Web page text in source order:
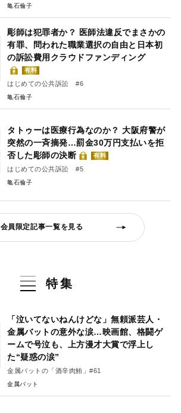
亀石倫子
彫師は犯罪者か？ 医師法違反でまさかの
有罪、問われた職業選択の自由と日本初
の訴訟費用クラウドファンディング
有料
はじめての公共訴訟 #6
亀石倫子
タトゥーは医療行為なのか？ 大阪府警が
突然の一斉摘発…罰金30万円支払いを拒
否した彫師の決断
有料
はじめての公共訴訟 #5
亀石倫子
会員限定記事一覧を見る
特集
「泣いてないねんけどな」無頼派芸人・
金属バットの意外な涙…映画館、格闘ゲ
ームで号泣も、上方漫才大賞で浮上し
た“疑惑の涙”
金属バットの「酒辛肉鮪」#61
金属バット